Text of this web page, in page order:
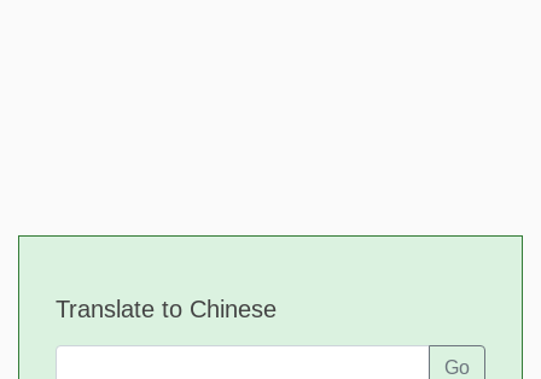
Translate to Chinese
Go